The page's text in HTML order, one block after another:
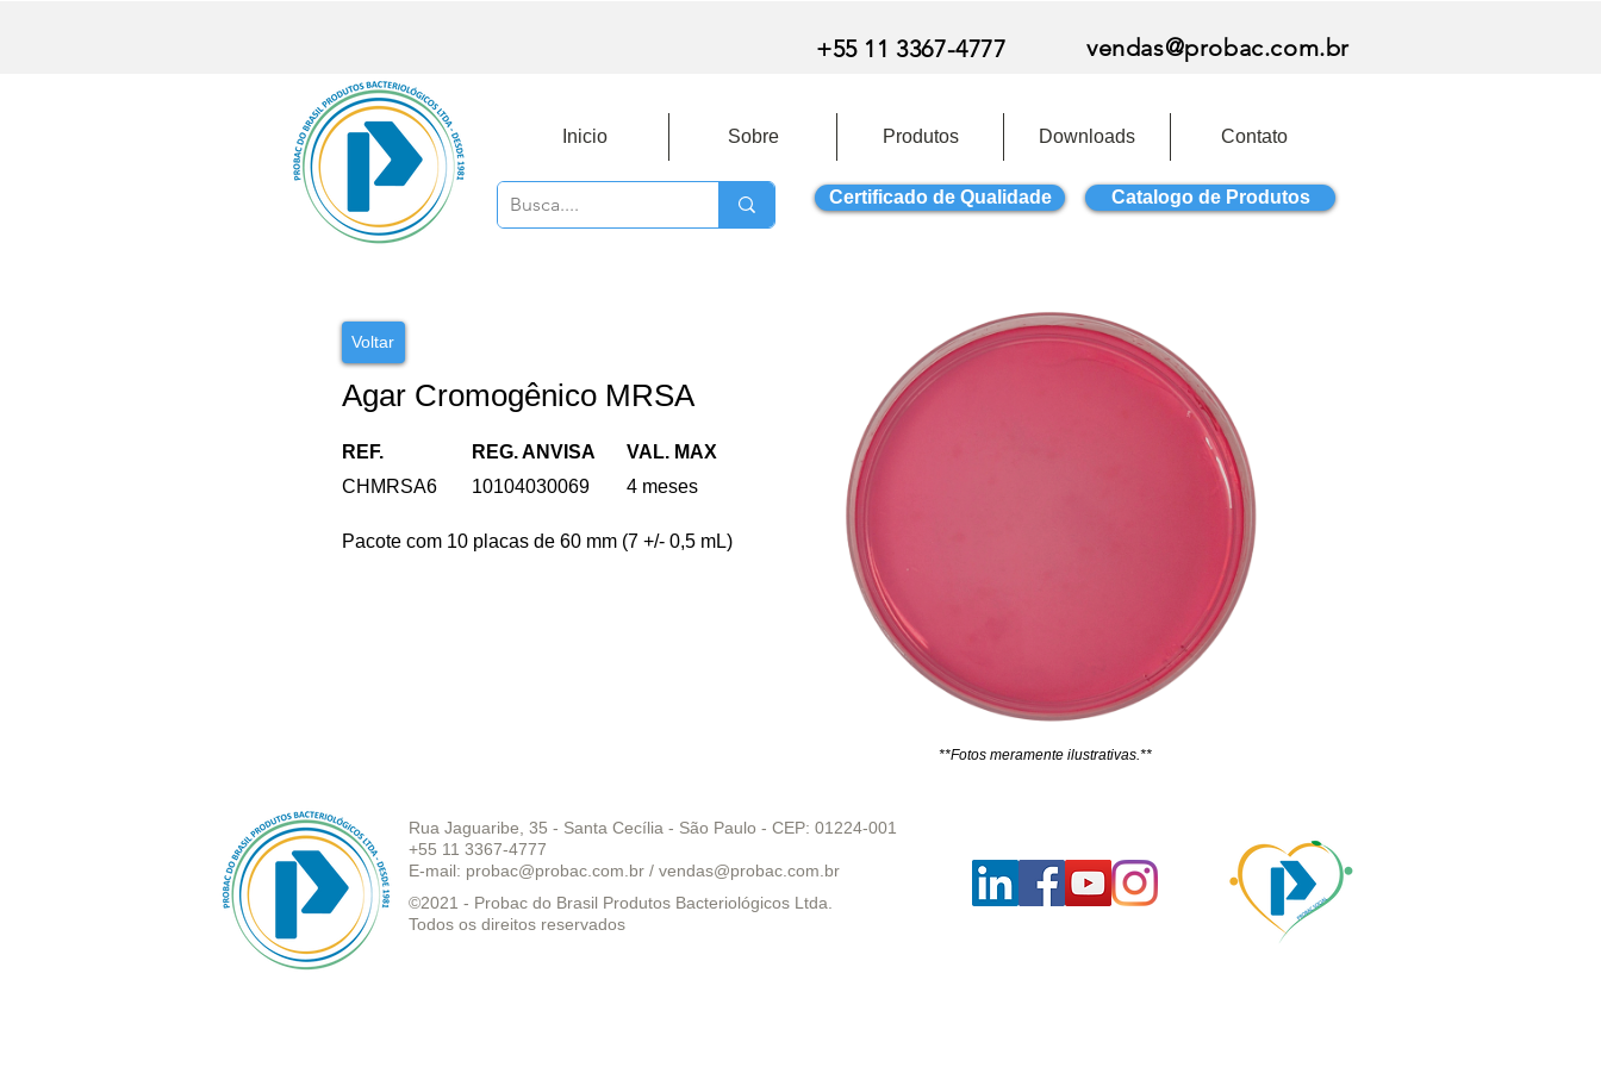
+55 11 3367-4777 vendas@probac.com.br
Inicio Sobre Produtos Downloads Contato
Certificado de Qualidade Catalogo de Produtos
Voltar
Agar Cromogênico MRSA
REF.
CHMRSA6
REG. ANVISA
VAL. MAX
10104030069
4 meses
Pacote com 10 placas de 60 mm (7 +/- 0,5 mL)
**Fotos meramente ilustrativas.**
Rua Jaguaribe, 35 - Santa Cecília - São Paulo - CEP: 01224-001
+55 11 3367-4777
E-mail: probac@probac.com.br / vendas@probac.com.br
©2021 - Probac do Brasil Produtos Bacteriológicos Ltda.
Todos os direitos reservados